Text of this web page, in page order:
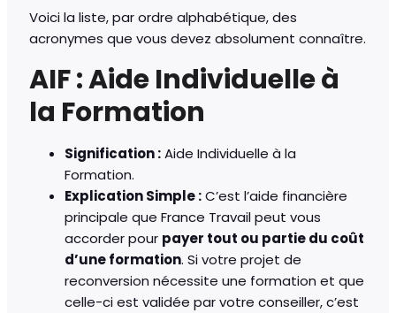
Voici la liste, par ordre alphabétique, des
acronymes que vous devez absolument connaître.
AIF : Aide Individuelle à
la Formation
Signification :Aide Individuelle à la
Formation.
Explication Simple :C’est l’aide financière
principale que France Travail peut vous
accorder pour payer tout ou partie du coût
d’une formation. Si votre projet de
reconversion nécessite une formation et que
celle-ci est validée par votre conseiller, c’est